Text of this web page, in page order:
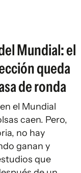
Mundial: el
queda
de ronda
el Mundial
caen. Pero,
no hay
ganan y
que